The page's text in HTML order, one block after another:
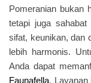
Pomeranian bukan
tetapi juga
sifat, keunikan, dan
lebih harmonis.
Anda dapat
Faunafella. Layanan